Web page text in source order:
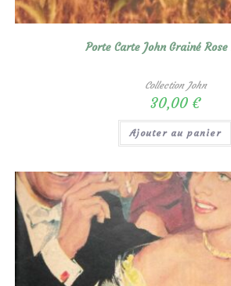
Porte Carte John Grainé
Collection John
30,00 €
Ajouter au panier